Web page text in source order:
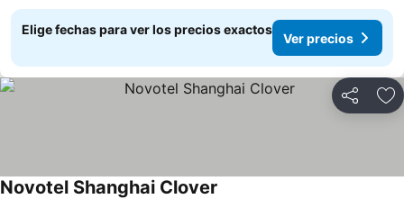
Elige fechas para ver los precios exactos
Ver precios
Compartir
Novotel Shanghai Clover